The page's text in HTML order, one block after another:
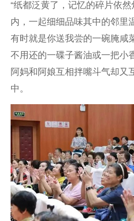
“纸都泛黄了，记忆的碎片依然
内，一起细细品味其中的邻里
有时就是你送我尝的一碗腌咸
不用还的一碟子酱油或一把小
阿妈和阿娘互相拌嘴斗气却又
中。